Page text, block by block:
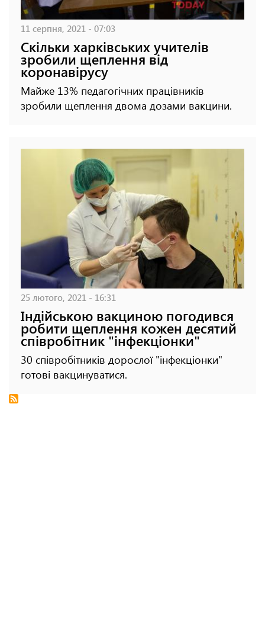
11 серпня, 2021 - 07:03
Скільки харківських учителів
зробили щеплення від
коронавірусу
Майже 13% педагогічних працівників
зробили щеплення двома дозами вакцини.
25 лютого, 2021 - 16:31
Індійською вакциною погодився
робити щеплення кожен десятий
співробітник "інфекціонки"
30 співробітників дорослої "інфекціонки"
готові вакцинуватися.